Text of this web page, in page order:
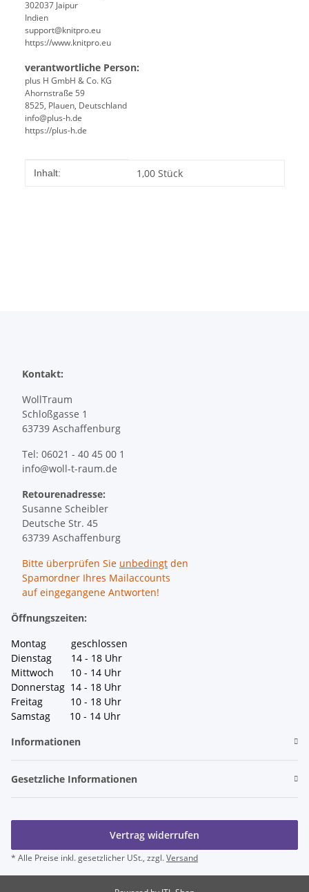
302037 Jaipur
Indien
support@knitpro.eu
https://www.knitpro.eu
verantwortliche Person:
plus H GmbH & Co. KG
Ahornstraße 59
8525, Plauen, Deutschland
info@plus-h.de
https://plus-h.de
Produkteigenschaft
Wert
Inhalt: 1,00 Stück
Kontakt:
WollTraum
Schloßgasse 1
63739 Aschaffenburg
Tel: 06021 - 40 45 00 1
info@woll-t-raum.de
Retourenadresse:
Susanne Scheibler
Deutsche Str. 45
63739 Aschaffenburg
Bitte überprüfen Sie unbedingt den
Spamordner Ihres Mailaccounts
auf eingegangene Antworten!
Öffnungszeiten:
Montag geschlossen
Dienstag 14 - 18 Uhr
Mittwoch 10 - 14 Uhr
Donnerstag 14 - 18 Uhr
Freitag 10 - 18 Uhr
Samstag 10 - 14 Uhr
Informationen
Gesetzliche Informationen
Vertrag widerrufen
* Alle Preise inkl. gesetzlicher USt., zzgl.Versand